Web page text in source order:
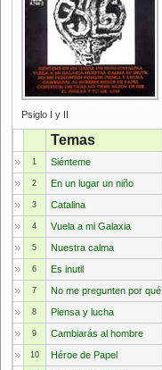
Psiglo I y II
Temas
1
Siénteme
2 En un lugar un niño
3 Catalina
4 Vuela a mi Galaxia
5 Nuestra calma
6 Es inutil
7 No me pregunten por qué
8 Piensa y lucha
9 Cambiarás al hombre
10 Héroe de Papel